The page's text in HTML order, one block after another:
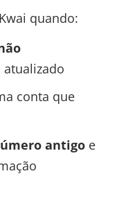
quando:
conta que
antigoe